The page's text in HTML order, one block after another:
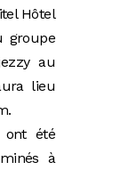
Hôtel
groupe
au
lieu
ont été
à